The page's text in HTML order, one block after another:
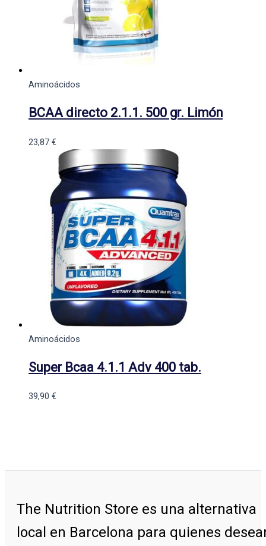
Aminoácidos
BCAA directo 2.1.1. 500 gr. Limón
23,87 €
Aminoácidos
Super Bcaa 4.1.1 Adv 400 tab.
39,90 €
The Nutrition Store es una alternativa
local en Barcelona para quienes